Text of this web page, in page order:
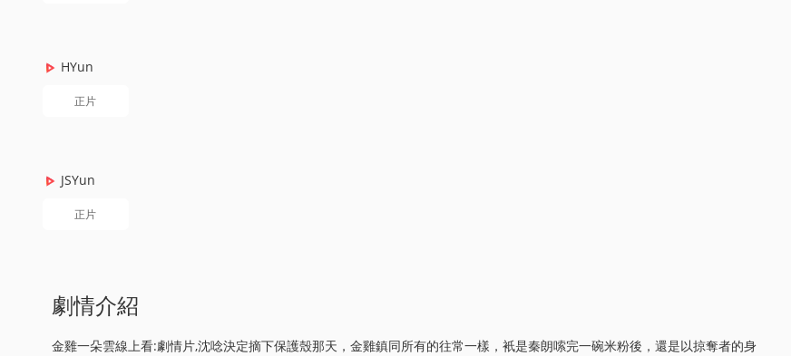
HYun
正片
JSYun
正片
劇情介紹
金雞一朵雲線上看:劇情片,沈唸決定摘下保護殼那天，金雞鎮同所有的往常一樣，衹是秦朗嗦完一碗米粉後，還是以掠奪者的身